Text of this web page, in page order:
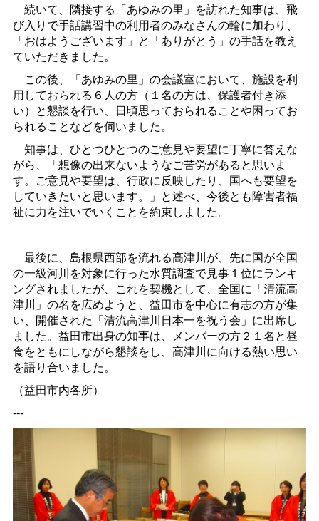
続いて、隣接する「あゆみの里」を訪れた知事は、飛
び入りで手話講習中の利用者のみなさんの輪に加わり、
「おはようございます」と「ありがとう」の手話を教え
ていただきました。
この後、「あゆみの里」の会議室において、施設を利
用しておられる６人の方（１名の方は、保護者付き添
い）と懇談を行い、日頃思っておられることや困ってお
られることなどを伺いました。
知事は、ひとつひとつのご意見や要望に丁寧に答えな
がら、「想像の出来ないようなご苦労があると思いま
す。ご意見や要望は、行政に反映したり、国へも要望を
していきたいと思います。」と述べ、今後とも障害者福
祉に力を注いでいくことを約束しました。
最後に、島根県西部を流れる高津川が、先に国が全国
の一級河川を対象に行った水質調査で見事１位にランキ
ングされましたが、これを契機として、全国に「清流高
津川」の名を広めようと、益田市を中心に有志の方が集
い、開催された「清流高津川日本一を祝う会」に出席し
ました。益田市出身の知事は、メンバーの方２１名と昼
食をともにしながら懇談をし、高津川に向ける熱い思い
を語り合いました。
（益田市内各所）
---